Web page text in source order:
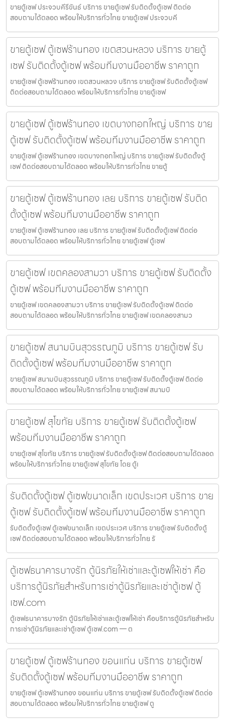
ขายตู้เซฟ ประจวบคีรีขันธ์ บริการ ขายตู้เซฟ รับติดตั้งตู้เซฟ ติดต่อ
สอบถามได้ตลอด พร้อมให้บริการทั่วไทย ขายตู้เซฟ ประจวบคี
ขายตู้เซฟ ตู้เซฟร้านทอง เขตสวนหลวง บริการ ขายตู้
เซฟ รับติดตั้งตู้เซฟ พร้อมทีมงานมืออาชีพ ราคาถูก
ขายตู้เซฟ ตู้เซฟร้านทอง เขตสวนหลวง บริการ ขายตู้เซฟ รับติดตั้งตู้เซฟ
ติดต่อสอบถามได้ตลอด พร้อมให้บริการทั่วไทย ขายตู้เซฟ
ขายตู้เซฟ ตู้เซฟร้านทอง เขตบางกอกใหญ่ บริการ ขาย
ตู้เซฟ รับติดตั้งตู้เซฟ พร้อมทีมงานมืออาชีพ ราคาถูก
ขายตู้เซฟ ตู้เซฟร้านทอง เขตบางกอกใหญ่ บริการ ขายตู้เซฟ รับติดตั้งตู้
เซฟ ติดต่อสอบถามได้ตลอด พร้อมให้บริการทั่วไทย ขายตู้
ขายตู้เซฟ ตู้เซฟร้านทอง เลย บริการ ขายตู้เซฟ รับติด
ตั้งตู้เซฟ พร้อมทีมงานมืออาชีพ ราคาถูก
ขายตู้เซฟ ตู้เซฟร้านทอง เลย บริการ ขายตู้เซฟ รับติดตั้งตู้เซฟ ติดต่อ
สอบถามได้ตลอด พร้อมให้บริการทั่วไทย ขายตู้เซฟ ตู้เซฟ
ขายตู้เซฟ เขตคลองสามวา บริการ ขายตู้เซฟ รับติดตั้ง
ตู้เซฟ พร้อมทีมงานมืออาชีพ ราคาถูก
ขายตู้เซฟ เขตคลองสามวา บริการ ขายตู้เซฟ รับติดตั้งตู้เซฟ ติดต่อ
สอบถามได้ตลอด พร้อมให้บริการทั่วไทย ขายตู้เซฟ เขตคลองสามว
ขายตู้เซฟ สนามบินสุวรรณภูมิ บริการ ขายตู้เซฟ รับ
ติดตั้งตู้เซฟ พร้อมทีมงานมืออาชีพ ราคาถูก
ขายตู้เซฟ สนามบินสุวรรณภูมิ บริการ ขายตู้เซฟ รับติดตั้งตู้เซฟ ติดต่อ
สอบถามได้ตลอด พร้อมให้บริการทั่วไทย ขายตู้เซฟ สนามบิ
ขายตู้เซฟ สุโขทัย บริการ ขายตู้เซฟ รับติดตั้งตู้เซฟ
พร้อมทีมงานมืออาชีพ ราคาถูก
ขายตู้เซฟ สุโขทัย บริการ ขายตู้เซฟ รับติดตั้งตู้เซฟ ติดต่อสอบถามได้ตลอด
พร้อมให้บริการทั่วไทย ขายตู้เซฟ สุโขทัย โดย ตู้เ
รับติดตั้งตู้เซฟ ตู้เซฟขนาดเล็ก เขตประเวศ บริการ ขาย
ตู้เซฟ รับติดตั้งตู้เซฟ พร้อมทีมงานมืออาชีพ ราคาถูก
รับติดตั้งตู้เซฟ ตู้เซฟขนาดเล็ก เขตประเวศ บริการ ขายตู้เซฟ รับติดตั้งตู้
เซฟ ติดต่อสอบถามได้ตลอด พร้อมให้บริการทั่วไทย รั
ตู้เซฟธนาคารบางรัก ตู้นิรภัยให้เช่าและตู้เซฟให้เช่า คือ
บริการตู้นิรภัยสำหรับการเช่าตู้นิรภัยและเช่าตู้เซฟ ตู้
เซฟ.com
ตู้เซฟธนาคารบางรัก ตู้นิรภัยให้เช่าและตู้เซฟให้เช่า คือบริการตู้นิรภัยสำหรับ
การเช่าตู้นิรภัยและเช่าตู้เซฟ ตู้เซฟ.com — ต
ขายตู้เซฟ ตู้เซฟร้านทอง ขอนแก่น บริการ ขายตู้เซฟ
รับติดตั้งตู้เซฟ พร้อมทีมงานมืออาชีพ ราคาถูก
ขายตู้เซฟ ตู้เซฟร้านทอง ขอนแก่น บริการ ขายตู้เซฟ รับติดตั้งตู้เซฟ ติดต่อ
สอบถามได้ตลอด พร้อมให้บริการทั่วไทย ขายตู้เซฟ ตู